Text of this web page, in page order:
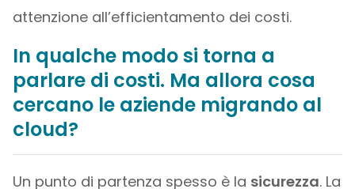
attenzione all’efficientamento dei costi.
In qualche modo si torna a
parlare di costi. Ma allora cosa
cercano le aziende migrando al
cloud?
Un punto di partenza spesso è la sicurezza. La